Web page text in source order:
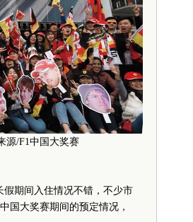
源/F1中国大奖赛
期间入住情况不错，不少市
国大奖赛期间的预定情况，